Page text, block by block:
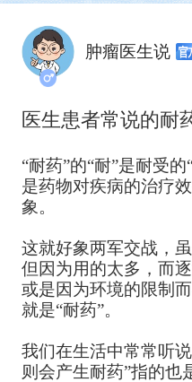
肿瘤医生说
医生患者常说的耐
“耐药”的“耐”是耐受
是药物对疾病的治疗
象。
这就好象两军交战，
但因为用的太多，而
或是因为环境的限制
就是“耐药”。
我们在生活中常常听
则会产生耐药”指的也